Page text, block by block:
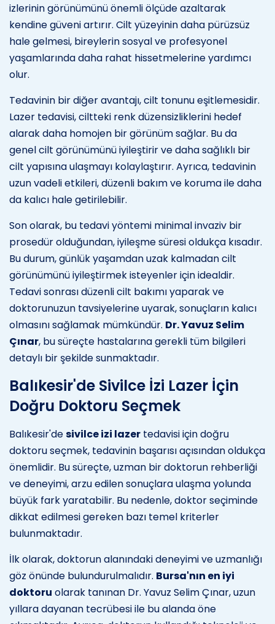
izlerinin görünümünü önemli ölçüde azaltarak
kendine güveni artırır. Cilt yüzeyinin daha pürüzsüz
hale gelmesi, bireylerin sosyal ve profesyonel
yaşamlarında daha rahat hissetmelerine yardımcı
olur.
Tedavinin bir diğer avantajı, cilt tonunu eşitlemesidir.
Lazer tedavisi, ciltteki renk düzensizliklerini hedef
alarak daha homojen bir görünüm sağlar. Bu da
genel cilt görünümünü iyileştirir ve daha sağlıklı bir
cilt yapısına ulaşmayı kolaylaştırır. Ayrıca, tedavinin
uzun vadeli etkileri, düzenli bakım ve koruma ile daha
da kalıcı hale getirilebilir.
Son olarak, bu tedavi yöntemi minimal invaziv bir
prosedür olduğundan, iyileşme süresi oldukça kısadır.
Bu durum, günlük yaşamdan uzak kalmadan cilt
görünümünü iyileştirmek isteyenler için idealdir.
Tedavi sonrası düzenli cilt bakımı yaparak ve
doktorunuzun tavsiyelerine uyarak, sonuçların kalıcı
olmasını sağlamak mümkündür. Dr. Yavuz Selim
Çınar, bu süreçte hastalarına gerekli tüm bilgileri
detaylı bir şekilde sunmaktadır.
Balıkesir'de Sivilce İzi Lazer İçin
Doğru Doktoru Seçmek
Balıkesir'desivilce izi lazer tedavisi için doğru
doktoru seçmek, tedavinin başarısı açısından oldukça
önemlidir. Bu süreçte, uzman bir doktorun rehberliği
ve deneyimi, arzu edilen sonuçlara ulaşma yolunda
büyük fark yaratabilir. Bu nedenle, doktor seçiminde
dikkat edilmesi gereken bazı temel kriterler
bulunmaktadır.
İlk olarak, doktorun alanındaki deneyimi ve uzmanlığı
göz önünde bulundurulmalıdır. Bursa'nın en iyi
doktoru olarak tanınan Dr. Yavuz Selim Çınar, uzun
yıllara dayanan tecrübesi ile bu alanda öne